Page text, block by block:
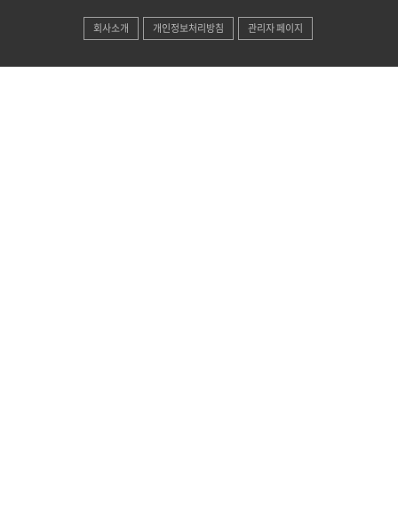
회사소개 개인정보처리방침 관리자 페이지